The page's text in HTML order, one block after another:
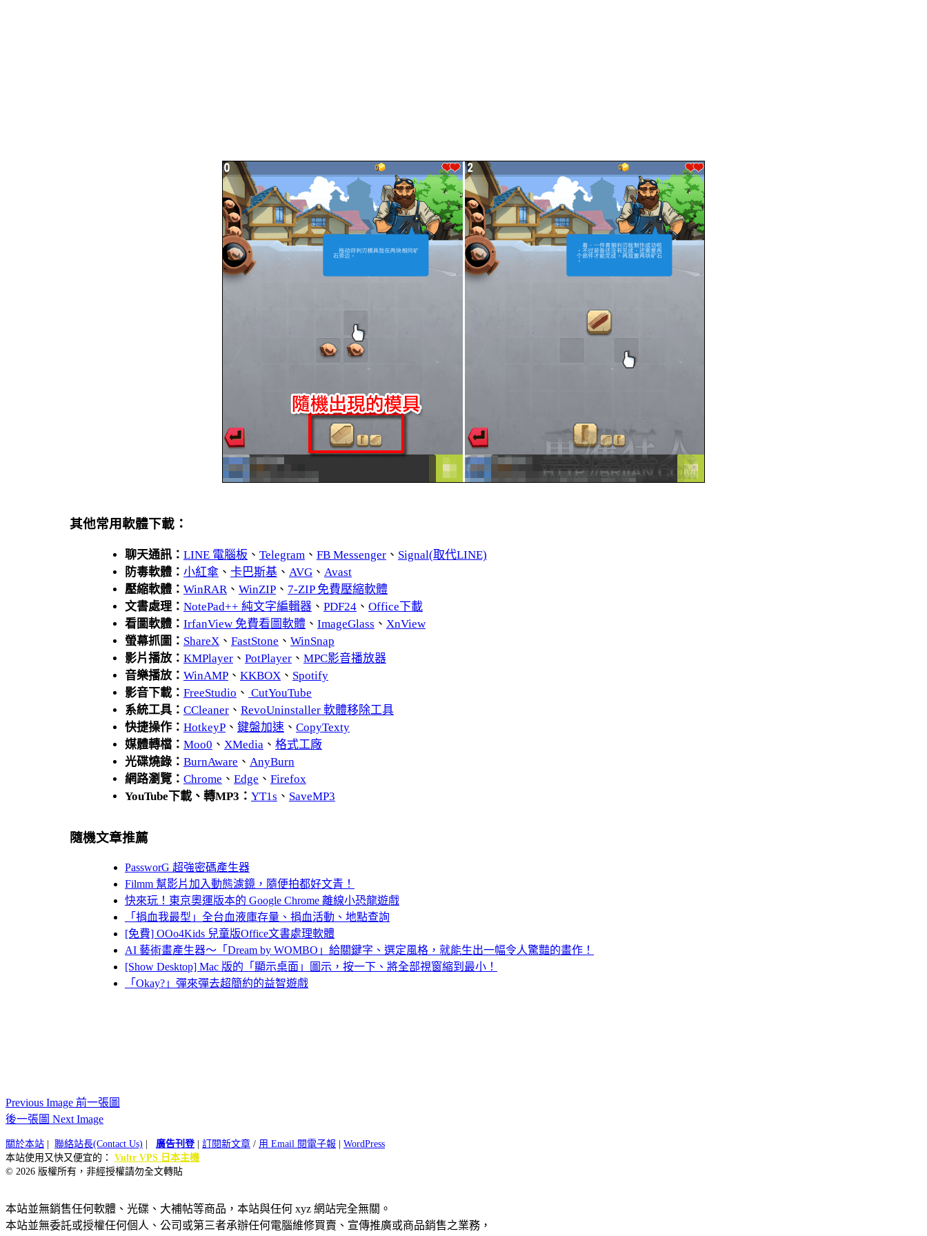
其他常用軟體下載：
聊天通訊： LINE 電腦板 、 Telegram、 FB Messenger、 Signal(取代LINE)
防毒軟體： 小紅傘 、 卡巴斯基、 AVG、 Avast
壓縮軟體： WinRAR、 WinZIP、 7-ZIP 免費壓縮軟體
文書處理： NotePad++ 純文字編輯器、 PDF24、 Office下載
看圖軟體： IrfanView 免費看圖軟體、 ImageGlass 、 XnView
螢幕抓圖： ShareX、 FastStone 、 WinSnap
影片播放： KMPlayer、 PotPlayer、 MPC影音播放器
音樂播放： WinAMP、 KKBOX、 Spotify
影音下載： FreeStudio 、 CutYouTube
系統工具： CCleaner、 RevoUninstaller 軟體移除工具
快捷操作： HotkeyP、 鍵盤加速、 CopyTexty
媒體轉檔： Moo0 、 XMedia、 格式工廠
光碟燒錄： BurnAware 、 AnyBurn
網路瀏覽： Chrome 、 Edge 、 Firefox
YouTube下載、轉MP3： YT1s 、 SaveMP3
隨機文章推薦
PassworG 超強密碼產生器
Filmm 幫影片加入動態濾鏡，隨便拍都好文青！
快來玩！東京奧運版本的 Google Chrome 離線小恐龍遊戲
「捐血我最型」全台血液庫存量、捐血活動、地點查詢
[免費] OOo4Kids 兒童版Office文書處理軟體
AI 藝術畫產生器～「Dream by WOMBO」給關鍵字、選定風格，就能生出一幅令人驚豔的畫作！
[Show Desktop] Mac 版的「顯示桌面」圖示，按一下、將全部視窗縮到最小！
「Okay?」彈來彈去超簡約的益智遊戲
Previous Image 前一張圖
後一張圖 Next Image
關於本站 聯絡站長(Contact Us) 廣告刊登| 訂閱新文章 / 用 Email 閱電子報
WordPress
本站使用又快又便宜的： Vultr VPS 日本主機
© 2026 版權所有，非經授權請勿全文轉貼
本站並無銷售任何軟體、光碟、大補帖等商品，本站與任何 xyz 網站完全無關。
本站並無委託或授權任何個人、公司或第三者承辦任何電腦維修買賣、宣傳推廣或商品銷售之業務，